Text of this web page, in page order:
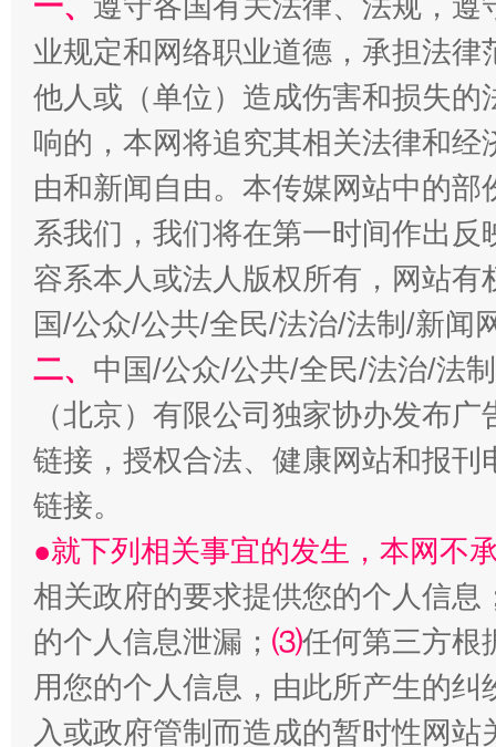
魏明亮
业规定和网络职业道德，承担法
他人或（单位）造成伤害和损失
响的，本网将追究其相关法律和
由和新闻自由。本传媒网站中的
系我们，我们将在第一时间作出
容系本人或法人版权所有，网站
国/公众/公共/全民/法治/法制/新闻
二、 中国/公众/公共/全民/法治/法
（北京）有限公司独家协办发布
链接，授权合法、健康网站和报
链接。
●就下列相关事宜的发生，本网不
相关政府的要求提供您的个人信息
的个人信息泄漏； ⑶任何第三方根
用您的个人信息，由此所产生的纠
入或政府管制而造成的暂时性网